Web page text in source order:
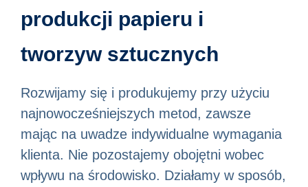
produkcji papieru i
tworzyw sztucznych
Rozwijamy się i produkujemy przy użyciu
najnowocześniejszych metod, zawsze
mając na uwadze indywidualne wymagania
klienta. Nie pozostajemy obojętni wobec
wpływu na środowisko. Działamy w sposób,